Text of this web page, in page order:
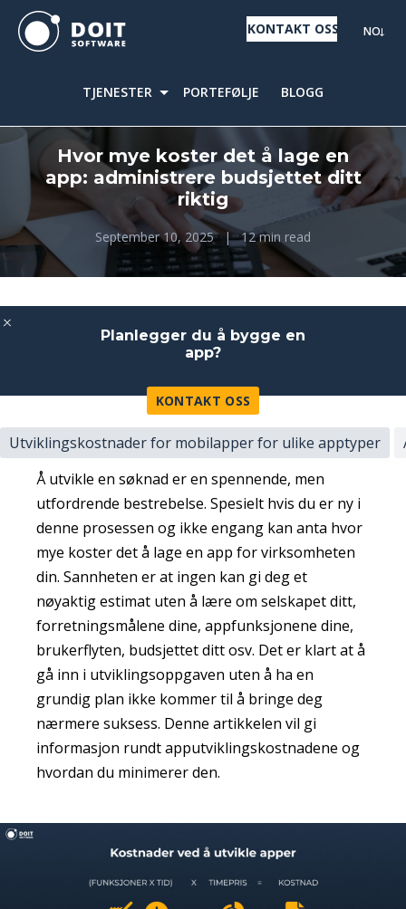
TJENESTER PORTEFØLJE BLOGG
KONTAKT OSS NO
Hvor mye koster det å lage en
app: administrere budsjettet ditt
riktig
September 10, 2025 | 12 min read
Å utvikle en søknad er en spennende, men
utfordrende bestrebelse. Spesielt hvis du er ny i
denne prosessen og ikke engang kan anta hvor
mye koster det å lage en app for virksomheten
din. Sannheten er at ingen kan gi deg et
nøyaktig estimat uten å lære om selskapet ditt,
forretningsmålene dine, appfunksjonene dine,
brukerflyten, budsjettet ditt osv. Det er klart at å
gå inn i utviklingsoppgaven uten å ha en
grundig plan ikke kommer til å bringe deg
nærmere suksess. Denne artikkelen vil gi
informasjon rundt apputviklingskostnadene og
hvordan du minimerer den.
Planlegger du å bygge en
app?
KONTAKT OSS
Utviklingskostnader for mobilapper for ulike apptyper